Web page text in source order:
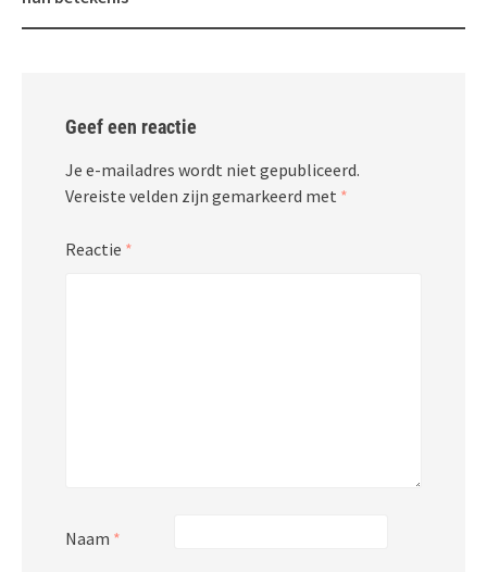
Geef een reactie
Je e-mailadres wordt niet gepubliceerd.
Vereiste velden zijn gemarkeerd met *
Reactie *
Naam *